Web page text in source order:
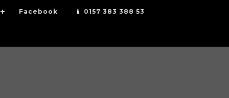
Facebook 📱 0157 383 388 53